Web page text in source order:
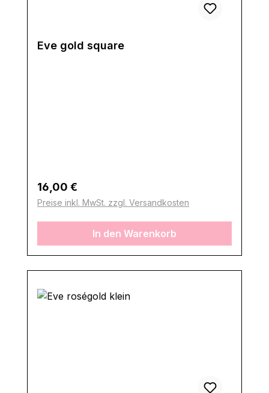
Eve gold square
Regulärer Preis:
16,00 €
Preise inkl. MwSt. zzgl. Versandkosten
In den Warenkorb